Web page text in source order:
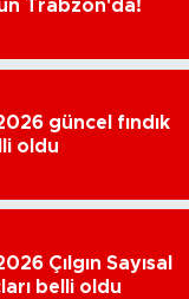
Trabzon'da!
güncel fındık
oldu
Çılgın Sayısal
belli oldu